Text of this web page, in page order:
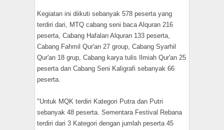
Kegiatan ini diikuti sebanyak 578 peserta yang
terdiri dari, MTQ cabang seni baca Alquran 216
peserta, Cabang Hafalan Alquran 133 peserta,
Cabang Fahmil Qur'an 27 group, Cabang Syarhil
Qur'an 18 grup, Cabang karya tulis Ilmiah Qur'an 25
peserta dan Cabang Seni Kaligrafi sebanyak 66
peserta.
"Untuk MQK terdiri Kategori Putra dan Putri
sebanyak 48 peserta. Sementara Festival Rebana
terdiri dari 3 Kategori dengan jumlah peserta 45